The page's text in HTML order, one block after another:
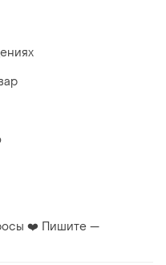
❤️ Пишите —